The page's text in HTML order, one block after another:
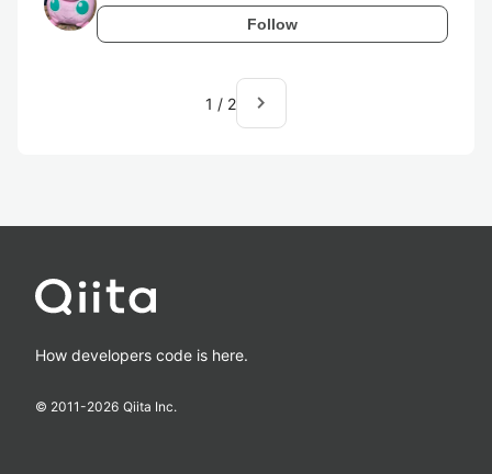
Follow
1 / 2 navigate_next
How developers code is here.
© 2011-2026 Qiita Inc.